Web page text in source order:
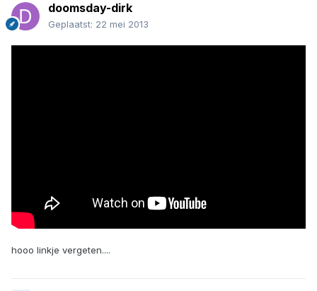
doomsday-dirk
Geplaatst: 22 mei 2013
hooo linkje vergeten....